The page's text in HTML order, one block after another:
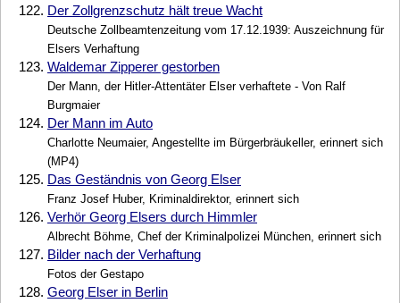
122. Der Zollgrenzschutz hält treue Wacht
Deutsche Zollbeamtenzeitung vom 17.12.1939: Auszeichnung für
Elsers Verhaftung
123. Waldemar Zipperer gestorben
Der Mann, der Hitler-Attentäter Elser verhaftete - Von Ralf
Burgmaier
124. Der Mann im Auto
Charlotte Neumaier, Angestellte im Bürgerbräukeller, erinnert sich
(MP4)
125. Das Geständnis von Georg Elser
Franz Josef Huber, Kriminaldirektor, erinnert sich
126. Verhör Georg Elsers durch Himmler
Albrecht Böhme, Chef der Kriminalpolizei München, erinnert sich
127. Bilder nach der Verhaftung
Fotos der Gestapo
128. Georg Elser in Berlin